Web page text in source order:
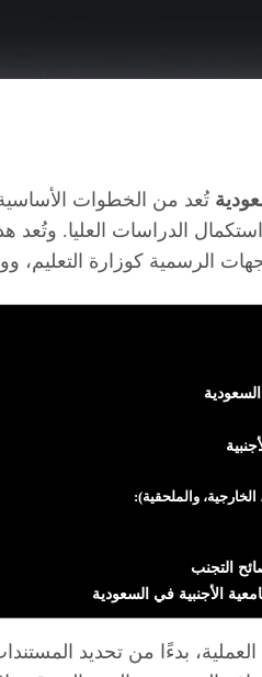
تُعد من الخطوات
الدراسات العليا. وتُعد
الرسمية كوزارة التعليم،
والملحقية):
التجنب
الأجنبية في السعودية
بدءًا من تحديد